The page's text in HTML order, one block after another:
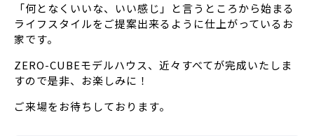
「何となくいいな、いい感じ」と言うところから始まる
ライフスタイルをご提案出来るように仕上がっているお
家です。
ZERO-CUBEモデルハウス、近々すべてが完成いたしま
すので是非、お楽しみに！
ご来場をお待ちしております。